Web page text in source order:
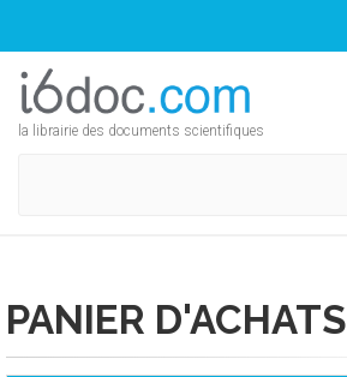
la librairie des documents scientifiques
PANIER D'ACHATS